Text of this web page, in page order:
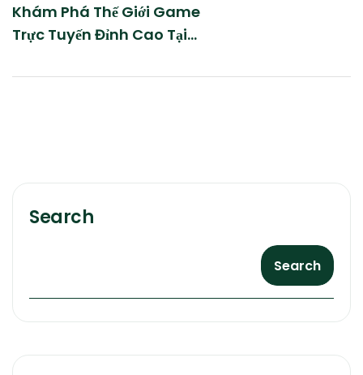
Khám Phá Thế Giới Game
Trực Tuyến Đỉnh Cao Tại
Giải Trí Không Giới Hạn
Search
Search